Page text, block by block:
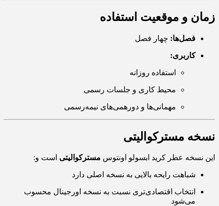
زمان و موقعیت استفاده
فصل‌ها: چهار فصل
کاربری:
استفاده روزانه
محیط کاری و جلسات رسمی
مهمانی‌ها و دورهمی‌های نیمه‌رسمی
نسخه مسترکوالیتی
این نسخه عطر کرید ابسولو اونتوس مسترکوالیتی است و:
شباهت رایحه بالایی به نسخه اصلی دارد
انتخاب اقتصادی‌تری نسبت به نسخه اورجینال محسوب
می‌شود